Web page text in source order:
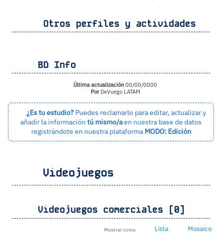
Otros perfiles y actividades
BD Info
Última actualización 00/00/0000
PorDeVuego LATAM
¿Es tu estudio? Puedes reclamarlo para editar, actualizar y
añadir la información tú mismo/aen nuestra base de datos
registrándote en nuestra plataforma MODO: Edición
Videojuegos
Videojuegos comerciales [0]
Mostrar como Lista Mosaico